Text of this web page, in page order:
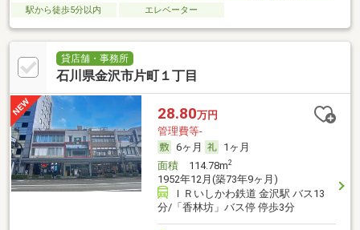
駅から徒歩5分以内
エレベーター
貸店舗・事務所
石川県金沢市片町１丁目
28.80万円
管理費等-
6ヶ月
1ヶ月
面積114.78m2
1952年12月(築73年9ヶ月)
ＩＲいしかわ鉄道 金沢駅 バス13
分/「香林坊」バス停 停歩3分